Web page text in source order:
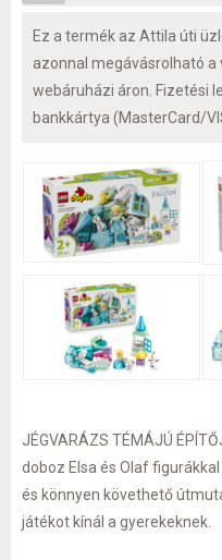
Ez a termék az Attila úti
azonnal megávásrolható a
webáruházi áron. Fizetési
bankkártya (MasterCard/
JÉGVARÁZS TÉMÁJÚ
doboz Elsa és Olaf
és könnyen követhető
játékot kínál a gyerekeknek.